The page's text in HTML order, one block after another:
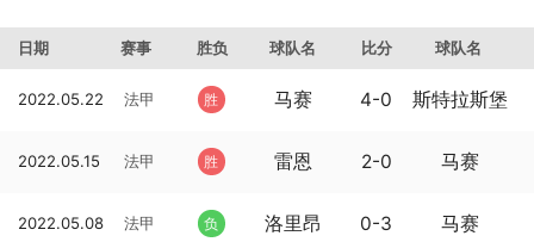
日期 赛事 胜负 球队名 比分 球队名
2022.05.22 法甲 胜 马赛 4-0 斯特拉斯堡
2022.05.15 法甲 胜 雷恩 2-0 马赛
2022.05.08 法甲 负 洛里昂 0-3 马赛